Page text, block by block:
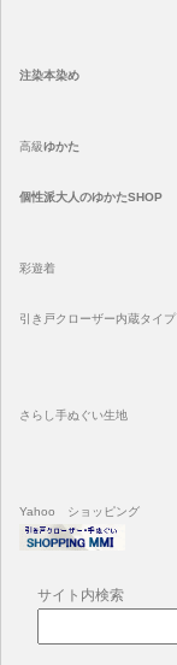
注染本染め
高級ゆかた
個性派大人のゆかたSHOP
彩遊着
引き戸クローザー内蔵タイプ
さらし手ぬぐい生地
Yahoo ショッピング
サイト内検索